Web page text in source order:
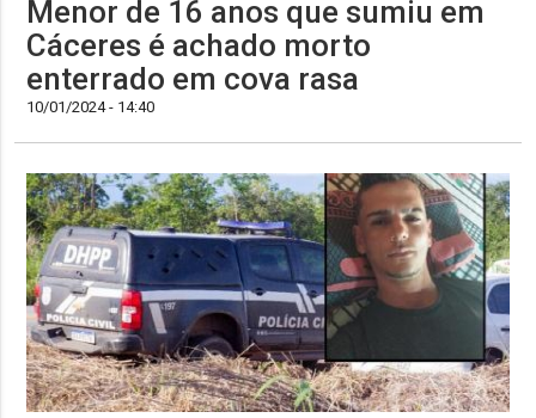
Menor de 16 anos que sumiu em
Cáceres é achado morto
enterrado em cova rasa
10/01/2024 - 14:40